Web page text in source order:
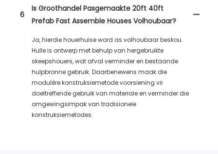
6
Is Groothandel Pasgemaakte 20ft 40ft
Prefab Fast Assemble Houses Volhoubaar?
Ja, hierdie houerhuise word as volhoubaar beskou.
Hulle is ontwerp met behulp van hergebruikte
skeepshouers, wat afval verminder en bestaande
hulpbronne gebruik. Daarbenewens maak die
modulêre konstruksiemetode voorsiening vir
doeltreffende gebruik van materiale en verminder die
omgewingsimpak van tradisionele
konstruksiemetodes.